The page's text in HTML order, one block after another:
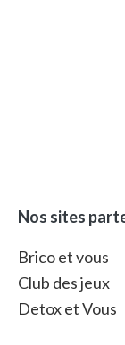
Nos sites
Brico et vous
Club des jeux
Detox et Vous